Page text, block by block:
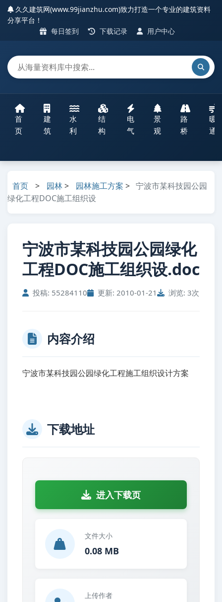
久久建筑网(www.99jianzhu.com)致力打造一个专业的建筑资料
分享平台！
每日签到
下载记录 用户中心
首
页
建
筑
水
利
结
构
电
气
景
观
路
桥
暖
通
首页 > 园林> 园林施工方案 > 宁波市某科技园公园
绿化工程DOC施工组织设
宁波市某科技园公园绿化
工程DOC施工组织设.doc
投稿: 55284110 更新: 2010-01-21 浏览: 3次
内容介绍
宁波市某科技园公园绿化工程施工组织设计方案
下载地址
进入下载页
文件大小
0.08 MB
上传作者